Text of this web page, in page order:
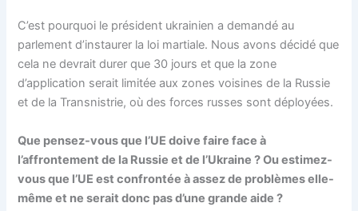
C’est pourquoi le président ukrainien a demandé au
parlement d’instaurer la loi martiale. Nous avons décidé que
cela ne devrait durer que 30 jours et que la zone
d’application serait limitée aux zones voisines de la Russie
et de la Transnistrie, où des forces russes sont déployées.
Que pensez-vous que l’UE doive faire face à
l’affrontement de la Russie et de l’Ukraine ? Ou estimez-
vous que l’UE est confrontée à assez de problèmes elle-
même et ne serait donc pas d’une grande aide ?